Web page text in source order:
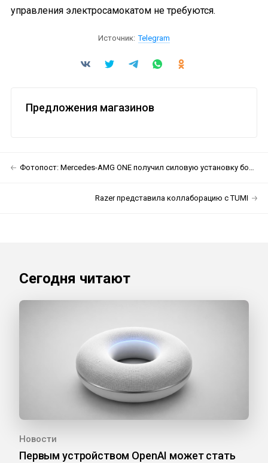
управления электросамокатом не требуются.
Источник: Telegram
Предложения магазинов
Фотопост: Mercedes-AMG ONE получил силовую установку болида «Формулы-1»
Razer представила коллаборацию с TUMI
Сегодня читают
Новости
Первым устройством OpenAI может стать